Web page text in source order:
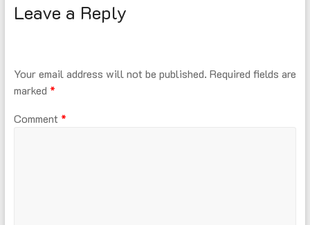
Leave a Reply
Your email address will not be published. Required fields are
marked *
Comment *